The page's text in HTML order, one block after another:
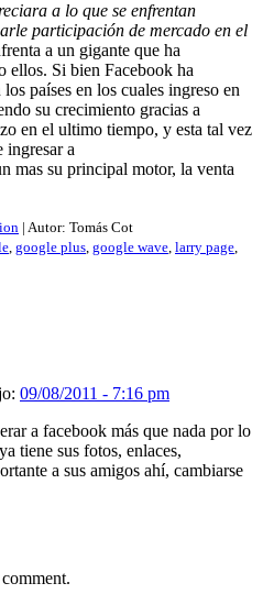
a lo que se enfrentan
participación de mercado en el
a un gigante que ha
ellos. Si bien Facebook ha
países en los cuales ingreso en
su crecimiento gracias a
en el ultimo tiempo, y esta tal vez
ingresar a
mas su principal motor, la venta
| Autor: Tomás Cot
, google plus, google wave, larry page,
09/08/2011 - 7:16 pm
a facebook más que nada por lo
tiene sus fotos, enlaces,
a sus amigos ahí, cambiarse